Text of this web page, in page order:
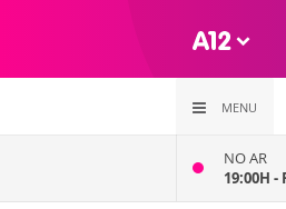
MENU
NO AR
19:00H -